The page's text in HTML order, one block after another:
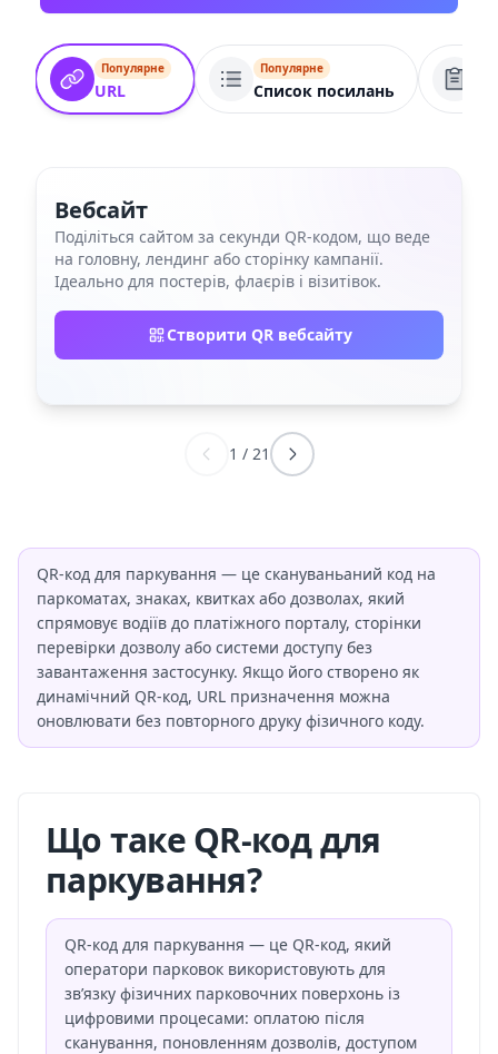
Популярне
URL
Популярне
Список посилань
Вебсайт
Поділіться сайтом за секунди QR‑кодом, що веде
на головну, лендинг або сторінку кампанії.
Ідеально для постерів, флаєрів і візитівок.
Створити QR вебсайту
1 / 21
QR-код для паркування — це скануваньаний код на
паркоматах, знаках, квитках або дозволах, який
спрямовує водіїв до платіжного порталу, сторінки
перевірки дозволу або системи доступу без
завантаження застосунку. Якщо його створено як
динамічний QR-код, URL призначення можна
оновлювати без повторного друку фізичного коду.
Що таке QR-код для
паркування?
QR-код для паркування — це QR-код, який
оператори парковок використовують для
зв’язку фізичних парковочних поверхонь із
цифровими процесами: оплатою після
сканування, поновленням дозволів, доступом